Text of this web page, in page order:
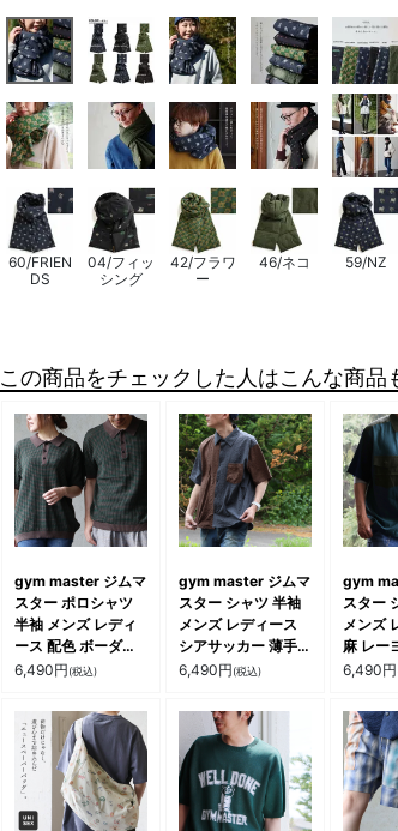
60/FRIEN
DS
04/フィッ
シング
42/フラワ
ー
46/ネコ 59/NZ
この商品をチェックした人はこんな商品
gym master ジムマ
スター ポロシャツ
半袖 メンズ レディ
ース 配色 ボーダー
綿100 コットン メ
透け シアー リブ切
り替え 大きいサイズ
カジュアル 夏 パテ
ィ
6,490円(税込)
gym master ジムマ
スター シャツ 半袖
メンズ レディース
シアサッカー 薄手
軽い 通気性 涼しい
いサイズ カジュアル
夏 パティ
6,490円(税込)
gym
スター
メンズ
麻 レー
手 軽い
ゆった
ズ 体型
ュアル
6,490円